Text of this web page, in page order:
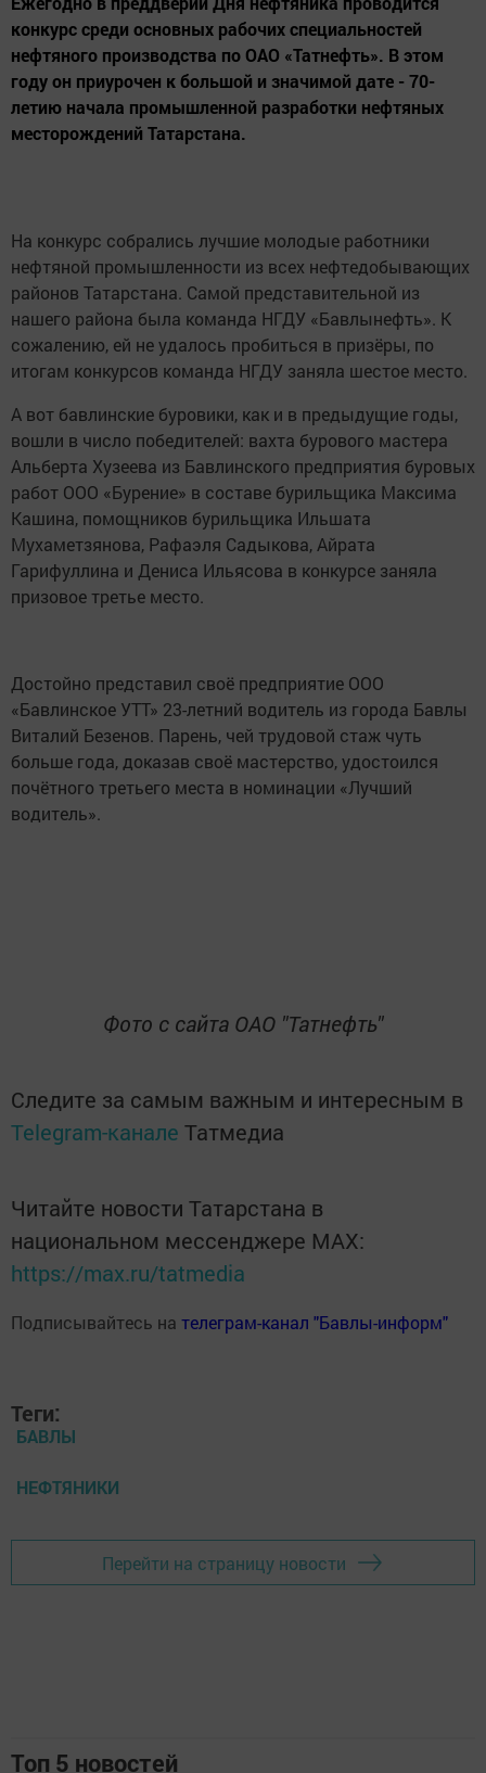
конкурс среди основных рабочих специальностей
нефтяного производства по ОАО «Татнефть». В этом
году он приурочен к большой и значимой дате - 70-
летию начала промышленной разработки нефтяных
месторождений Татарстана.
На конкурс собрались лучшие молодые работники
нефтяной промышленности из всех нефтедобывающих
районов Татарстана. Самой представительной из
нашего района была команда НГДУ «Бавлынефть». К
сожалению, ей не удалось пробиться в призёры, по
итогам конкурсов команда НГДУ заняла шестое место.
А вот бавлинские буровики, как и в предыдущие годы,
вошли в число победителей: вахта бурового мастера
Альберта Хузеева из Бавлинского предприятия буровых
работ ООО «Бурение» в составе бурильщика Максима
Кашина, помощников бурильщика Ильшата
Мухаметзянова, Рафаэля Садыкова, Айрата
Гарифуллина и Дениса Ильясова в конкурсе заняла
призовое третье место.
Достойно представил своё предприятие ООО
«Бавлинское УТТ» 23-летний водитель из города Бавлы
Виталий Безенов. Парень, чей трудовой стаж чуть
больше года, доказав своё мастерство, удостоился
почётного третьего места в номинации «Лучший
водитель».
Фото с сайта ОАО "Татнефть"
Следите за самым важным и интересным в
Telegram-канале Татмедиа
Читайте новости Татарстана в
национальном мессенджере MАХ:
https://max.ru/tatmedia
Подписывайтесь на телеграм-канал "Бавлы-информ"
Теги:
БАВЛЫ
НЕФТЯНИКИ
Перейти на страницу новости
Топ 5 новостей